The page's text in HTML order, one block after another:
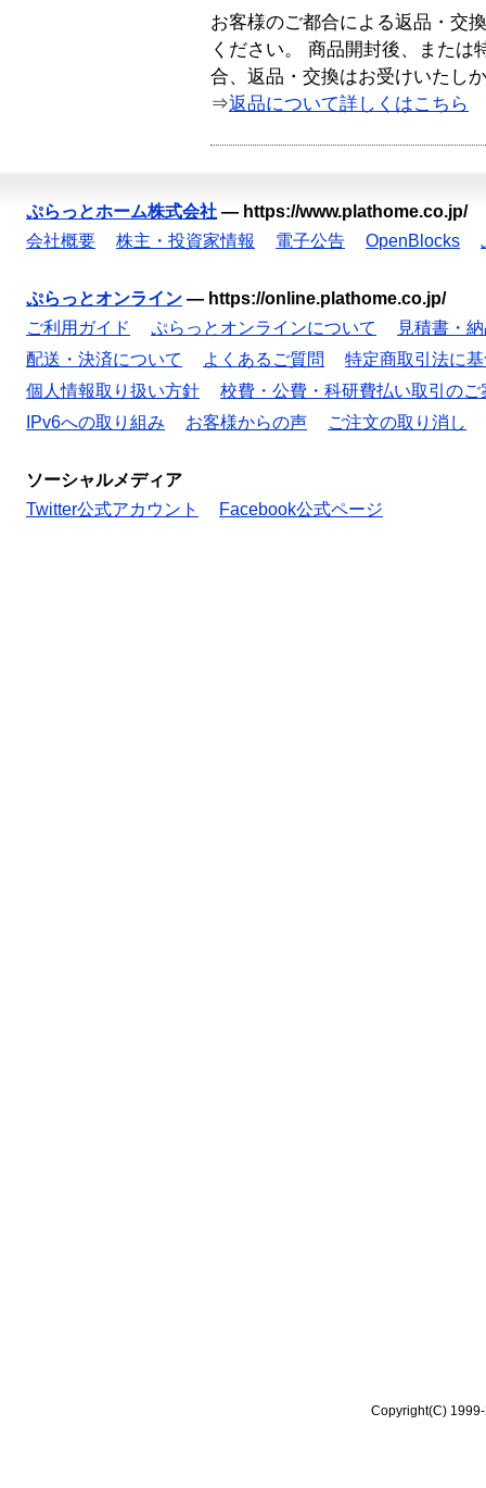
お客様のご都合による返品・交
ください。 商品開封後、または
合、返品・交換はお受けいたし
⇒返品について詳しくはこちら
ぷらっとホーム株式会社 — https://www.plathome.co.jp/
会社概要
株主・投資家情報 電子公告 OpenBlocks
ぷらっとオンライン — https://online.plathome.co.jp/
ご利用ガイド
ぷらっとオンラインについて
見積書・
配送・決済について
よくあるご質問
特定商取引法に
個人情報取り扱い方針
校費・公費・科研費払い取引のご
IPv6への取り組み
お客様からの声 ご注文の取り消し
ソーシャルメディア
Twitter公式アカウント
Facebook公式ページ
Copyright(C)